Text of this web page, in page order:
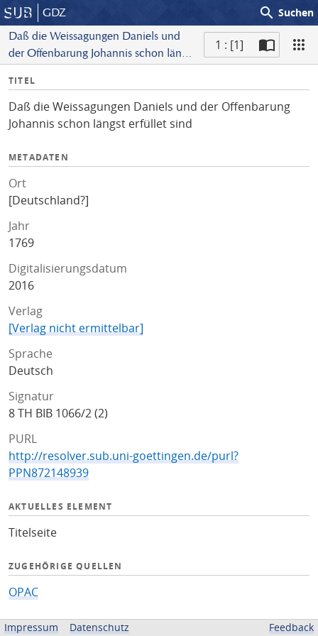
GDZ search Suchen
Daß die Weissagungen Daniels und
der Offenbarung Johannis schon längst
1 : [1]
I
f
o
TITEL
Daß die Weissagungen Daniels und der Offenbarung
Johannis schon längst erfüllet sind
METADATEN
Ort
[Deutschland?]
Jahr
1769
Digitalisierungsdatum
2016
Verlag
[Verlag nicht ermittelbar]
Sprache
Deutsch
Signatur
8 TH BIB 1066/2 (2)
PURL
http://resolver.sub.uni-goettingen.de/purl?
PPN872148939
AKTUELLES ELEMENT
Titelseite
ZUGEHÖRIGE QUELLEN
OPAC
BEREITGESTELLT VON
Impressum Datenschutz Feedback